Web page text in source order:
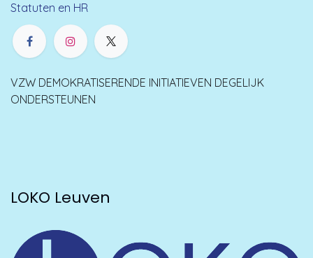
Statuten en HR
VZW DEMOKRATISERENDE INITIATIEVEN DEGELIJK
ONDERSTEUNEN
LOKO Leuven